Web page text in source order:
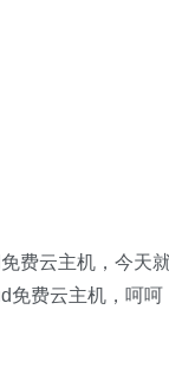
费云主机，今天
免费云主机，呵呵